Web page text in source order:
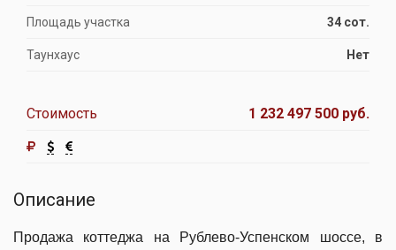
Площадь участка 34 сот.
Таунхаус Нет
Стоимость 1 232 497 500 руб.
Описание
Продажа коттеджа на Рублево-Успенском шоссе, в